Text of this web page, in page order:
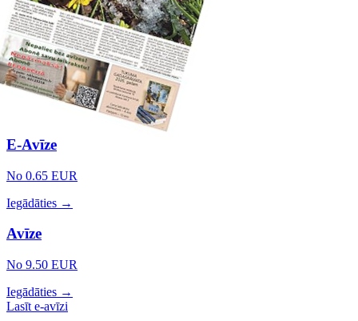
E-Avīze
No 0.65 EUR
Iegādāties →
Avīze
No 9.50 EUR
Iegādāties →
Lasīt e-avīzi